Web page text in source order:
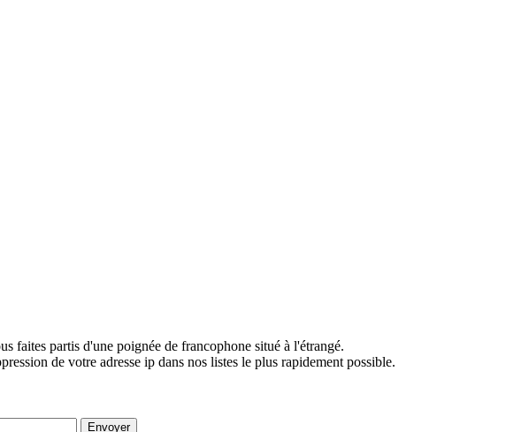
faites partis d'une poignée de francophone situé à l'étrangé.
de votre adresse ip dans nos listes le plus rapidement possible.